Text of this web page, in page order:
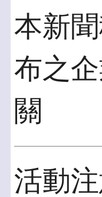
本新
布之
關
活動注